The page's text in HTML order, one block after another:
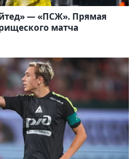
— «ПСЖ». Прямая
матча